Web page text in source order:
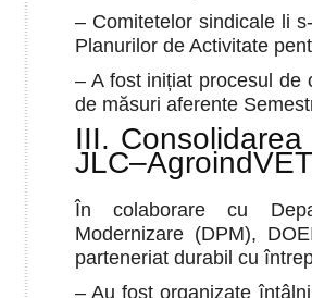
– Comitetelor sindicale li
Planurilor de Activitate
– A fost inițiat procesul de
de măsuri aferente
III.
JLC–AgroindVET
În colaborare cu
Modernizare (DPM),
parteneriat durabil cu
– Au fost organizate